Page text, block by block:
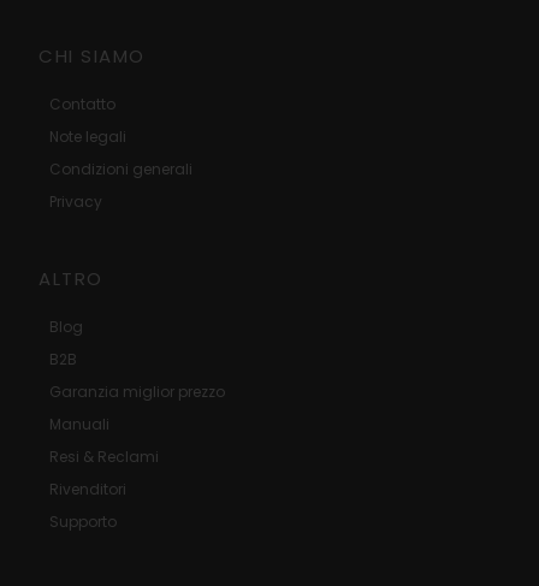
CHI SIAMO
Contatto
Note legali
Condizioni generali
Privacy
ALTRO
Blog
B2B
Garanzia miglior prezzo
Manuali
Resi & Reclami
Rivenditori
Supporto